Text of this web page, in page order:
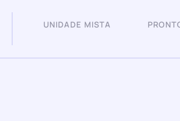
UNIDADE MISTA